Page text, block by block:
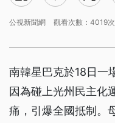
公視新聞網 觀看次數：4019次
南韓星巴克於18日一
因為碰上光州民主化
痛，引爆全國抵制。